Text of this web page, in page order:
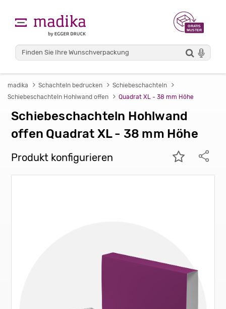
madika Schachteln bedrucken
Schiebeschachteln
Schiebeschachteln Hohlwand offen
Quadrat XL - 38 mm Höhe
Schiebeschachteln Hohlwand
offen Quadrat XL - 38 mm Höhe
Produkt konfigurieren